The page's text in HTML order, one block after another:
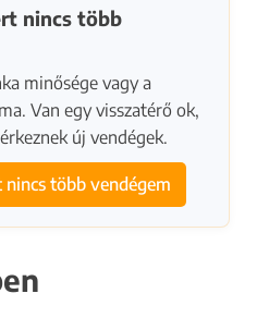
nincs több
minősége vagy a
Van egy visszatérő ok,
új vendégek.
több vendégem